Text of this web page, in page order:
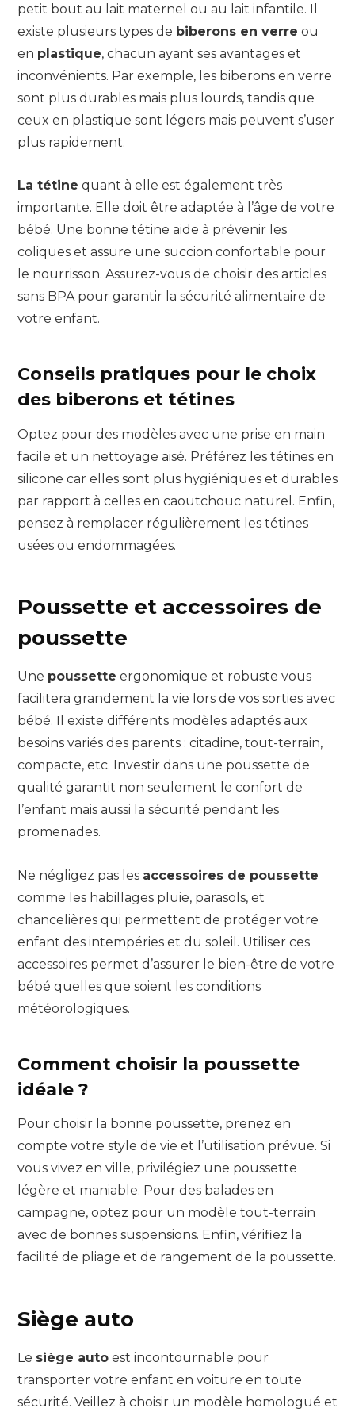
petit bout au lait maternel ou au lait infantile. Il
existe plusieurs types de biberons en verre ou
en plastique, chacun ayant ses avantages et
inconvénients. Par exemple, les biberons en verre
sont plus durables mais plus lourds, tandis que
ceux en plastique sont légers mais peuvent s’user
plus rapidement.
La tétine quant à elle est également très
importante. Elle doit être adaptée à l’âge de votre
bébé. Une bonne tétine aide à prévenir les
coliques et assure une succion confortable pour
le nourrisson. Assurez-vous de choisir des articles
sans BPA pour garantir la sécurité alimentaire de
votre enfant.
Conseils pratiques pour le choix
des biberons et tétines
Optez pour des modèles avec une prise en main
facile et un nettoyage aisé. Préférez les tétines en
silicone car elles sont plus hygiéniques et durables
par rapport à celles en caoutchouc naturel. Enfin,
pensez à remplacer régulièrement les tétines
usées ou endommagées.
Poussette et accessoires de
poussette
Une poussette ergonomique et robuste vous
facilitera grandement la vie lors de vos sorties avec
bébé. Il existe différents modèles adaptés aux
besoins variés des parents : citadine, tout-terrain,
compacte, etc. Investir dans une poussette de
qualité garantit non seulement le confort de
l’enfant mais aussi la sécurité pendant les
promenades.
Ne négligez pas les accessoires de poussette
comme les habillages pluie, parasols, et
chancelières qui permettent de protéger votre
enfant des intempéries et du soleil. Utiliser ces
accessoires permet d’assurer le bien-être de votre
bébé quelles que soient les conditions
météorologiques.
Comment choisir la poussette
idéale ?
Pour choisir la bonne poussette, prenez en
compte votre style de vie et l’utilisation prévue. Si
vous vivez en ville, privilégiez une poussette
légère et maniable. Pour des balades en
campagne, optez pour un modèle tout-terrain
avec de bonnes suspensions. Enfin, vérifiez la
facilité de pliage et de rangement de la poussette.
Siège auto
Le siège auto est incontournable pour
transporter votre enfant en voiture en toute
sécurité. Veillez à choisir un modèle homologué et